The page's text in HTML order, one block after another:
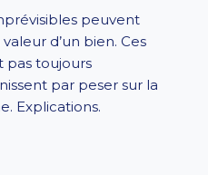
peuvent
d’un bien. Ces
pas toujours
par peser sur la
Explications.